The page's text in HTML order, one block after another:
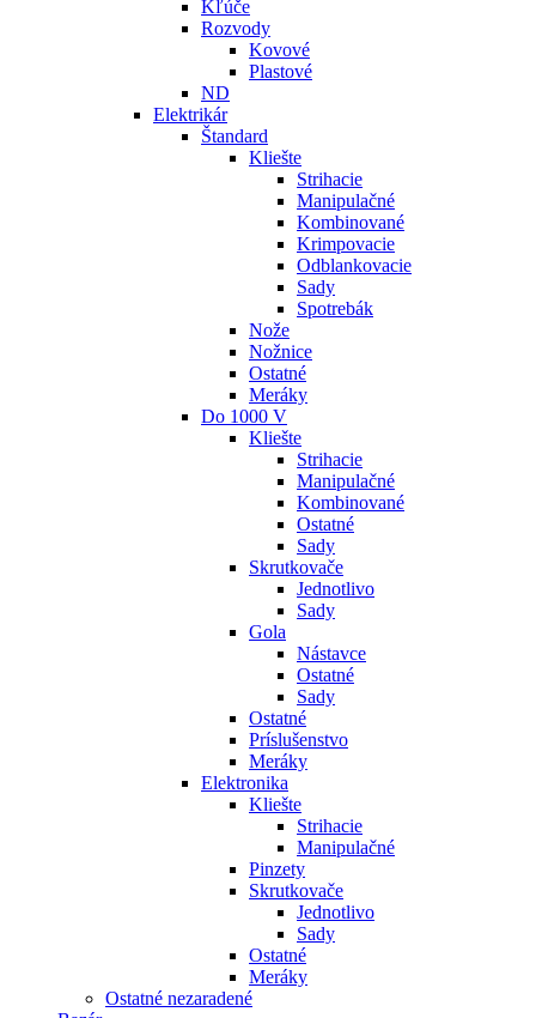
Kľúče
Rozvody
Kovové
Plastové
ND
Elektrikár
Štandard
Kliešte
Strihacie
Manipulačné
Kombinované
Krimpovacie
Odblankovacie
Sady
Spotrebák
Nože
Nožnice
Ostatné
Meráky
Do 1000 V
Kliešte
Strihacie
Manipulačné
Kombinované
Ostatné
Sady
Skrutkovače
Jednotlivo
Sady
Gola
Nástavce
Ostatné
Sady
Ostatné
Príslušenstvo
Meráky
Elektronika
Kliešte
Strihacie
Manipulačné
Pinzety
Skrutkovače
Jednotlivo
Sady
Ostatné
Meráky
Ostatné nezaradené